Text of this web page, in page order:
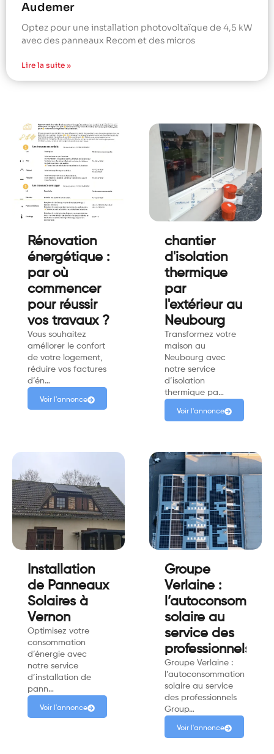
Audemer
Optez pour une installation photovoltaïque de 4,5 kW
avec des panneaux Recom et des micros
Lire la suite »
Rénovation
énergétique :
par où
commencer
pour réussir
vos travaux ?
Vous souhaitez
améliorer le confort
de votre logement,
réduire vos factures
d’én…
Voir l'annonce
chantier
d'isolation
thermique
par
l'extérieur au
Neubourg
Transformez votre
maison au
Neubourg avec
notre service
d’isolation
thermique pa…
Voir l'annonce
Installation
de Panneaux
Solaires à
Vernon
Optimisez votre
consommation
d’énergie avec
notre service
d’installation de
pann…
Voir l'annonce
Groupe
Verlaine :
solaire au
service des
professionnels.
Groupe Verlaine :
l’autoconsommation
solaire au service
des professionnels
Group…
Voir l'annonce